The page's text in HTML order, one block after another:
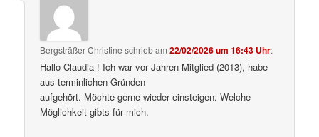
Bergsträßer Christine schriebam22/02/2026 um 16:43 Uhr:
Hallo Claudia ! Ich war vor Jahren Mitglied (2013), habe
aus terminlichen Gründen
aufgehört. Möchte gerne wieder einsteigen. Welche
Möglichkeit gibts für mich.